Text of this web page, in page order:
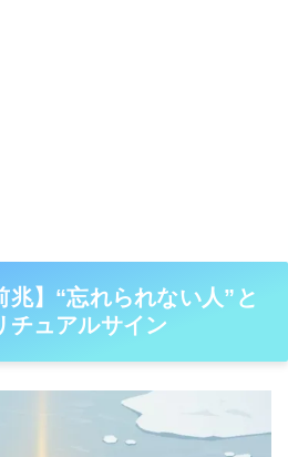
兆】“忘れられない人”と
チュアルサイン